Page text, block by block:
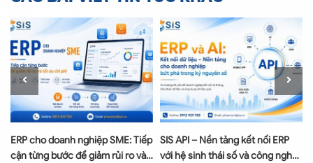
ERP cho doanh nghiệp SME: Tiếp
cận từng bước để giảm rủi ro và
SIS API – Nền tảng kết nối ERP
với hệ sinh thái số và công nghệ